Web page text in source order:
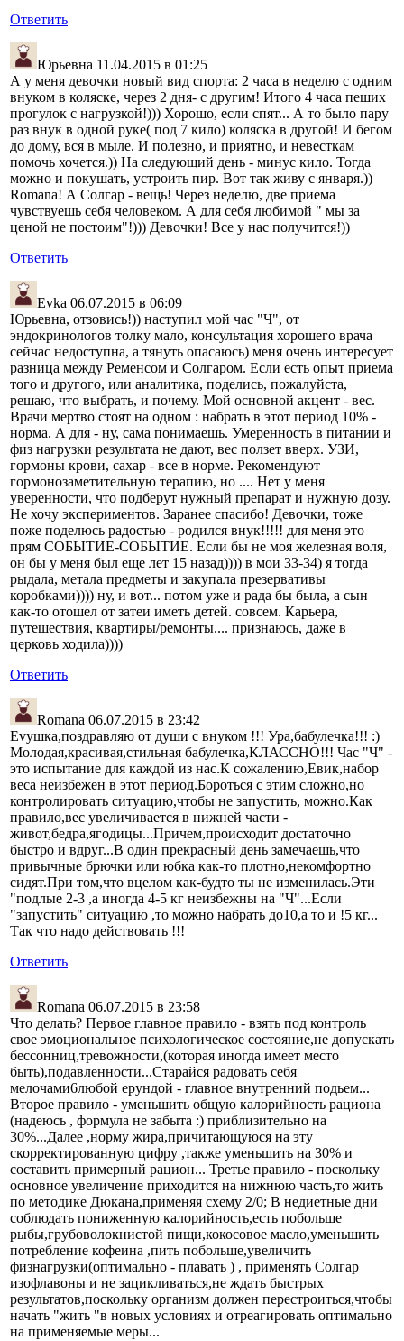
Ответить
Юрьевна 11.04.2015 в 01:25
А у меня девочки новый вид спорта: 2 часа в неделю с одним
внуком в коляске, через 2 дня- с другим! Итого 4 часа пеших
прогулок с нагрузкой!))) Хорошо, если спят... А то было пару
раз внук в одной руке( под 7 кило) коляска в другой! И бегом
до дому, вся в мыле. И полезно, и приятно, и невесткам
помочь хочется.)) На следующий день - минус кило. Тогда
можно и покушать, устроить пир. Вот так живу с января.))
Romana! А Солгар - вещь! Через неделю, две приема
чувствуешь себя человеком. А для себя любимой " мы за
ценой не постоим"!))) Девочки! Все у нас получится!))
Ответить
Evka 06.07.2015 в 06:09
Юрьевна, отзовись!)) наступил мой час "Ч", от
эндокринологов толку мало, консультация хорошего врача
сейчас недоступна, а тянуть опасаюсь) меня очень интересует
разница между Ременсом и Солгаром. Если есть опыт приема
того и другого, или аналитика, поделись, пожалуйста,
решаю, что выбрать, и почему. Мой основной акцент - вес.
Врачи мертво стоят на одном : набрать в этот период 10% -
норма. А для - ну, сама понимаешь. Умеренность в питании и
физ нагрузки результата не дают, вес ползет вверх. УЗИ,
гормоны крови, сахар - все в норме. Рекомендуют
гормонозаметительную терапию, но .... Нет у меня
уверенности, что подберут нужный препарат и нужную дозу.
Не хочу экспериментов. Заранее спасибо! Девочки, тоже
поже поделюсь радостью - родился внук!!!!! для меня это
прям СОБЫТИЕ-СОБЫТИЕ. Если бы не моя железная воля,
он бы у меня был еще лет 15 назад)))) в мои 33-34) я тогда
рыдала, метала предметы и закупала презервативы
коробками)))) ну, и вот... потом уже и рада бы была, а сын
как-то отошел от затеи иметь детей. совсем. Карьера,
путешествия, квартиры/ремонты.... признаюсь, даже в
церковь ходила))))
Ответить
Romana 06.07.2015 в 23:42
Evушка,поздравляю от души с внуком !!! Ура,бабулечка!!! :)
Молодая,красивая,стильная бабулечка,КЛАССНО!!! Час "Ч" -
это испытание для каждой из нас.К сожалению,Евик,набор
веса неизбежен в этот период.Бороться с этим сложно,но
контролировать ситуацию,чтобы не запустить, можно.Как
правило,вес увеличивается в нижней части -
живот,бедра,ягодицы...Причем,происходит достаточно
быстро и вдруг...В один прекрасный день замечаешь,что
привычные брючки или юбка как-то плотно,некомфортно
сидят.При том,что вцелом как-будто ты не изменилась.Эти
"подлые 2-3 ,а иногда 4-5 кг неизбежны на "Ч"...Если
"запустить" ситуацию ,то можно набрать до10,а то и !5 кг...
Так что надо действовать !!!
Ответить
Romana 06.07.2015 в 23:58
Что делать? Первое главное правило - взять под контроль
свое эмоциональное психологическое состояние,не допускать
бессонниц,тревожности,(которая иногда имеет место
быть),подавленности...Старайся радовать себя
мелочами6любой ерундой - главное внутренний подьем...
Второе правило - уменьшить общую калорийность рациона
(надеюсь , формула не забыта :) приблизительно на
30%...Далее ,норму жира,причитающуюся на эту
скорректированную цифру ,также уменьшить на 30% и
составить примерный рацион... Третье правило - поскольку
основное увеличение приходится на нижнюю часть,то жить
по методике Дюкана,применяя схему 2/0; В недиетные дни
соблюдать пониженную калорийность,есть побольше
рыбы,грубоволокнистой пищи,кокосовое масло,уменьшить
потребление кофеина ,пить побольше,увеличить
физнагрузки(оптимально - плавать ) , применять Солгар
изофлавоны и не зацикливаться,не ждать быстрых
результатов,поскольку организм должен перестроиться,чтобы
начать "жить "в новых условиях и отреагировать оптимально
на применяемые меры...